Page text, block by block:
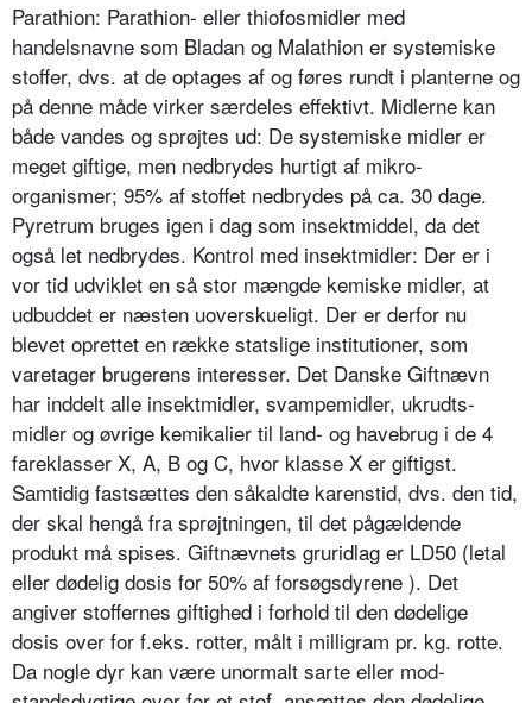
Parathion: Parathion- eller thiofosmid­ler med
handelsnavne som Bladan og Malathion er systemiske
stoffer, dvs. at de optages af og føres rundt i planterne og
på denne måde virker særdeles effektivt. Midlerne kan
både vandes og sprøjtes ud: De systemiske midler er
meget giftige, men nedbry­des hurtigt af mikro-
organismer; 95% af stoffet nedbrydes på ca. 30 dage.
Pyretrum bruges igen i dag som insekt­middel, da det
også let nedbrydes. Kontrol med insektmidler: Der er i
vor tid udviklet en så stor mængde kemiske midler, at
udbuddet er næsten uover­skueligt. Der er derfor nu
blevet opret­tet en række statslige institutioner, som
varetager brugerens interesser. Det Danske Giftnævn
har inddelt alle insektmidler, svampemidler, ukrudts­
midler og øvrige kemikalier til land- og havebrug i de 4
fareklasser X, A, B og C, hvor klasse X er giftigst.
Samtidig fastsættes den såkaldte karenstid, dvs. den tid,
der skal hengå fra sprøjtnin­gen, til det pågældende
produkt må spises. Giftnævnets gruridlag er LD50 (letal
eller dødelig dosis for 50% af forsøgsdyrene ). Det
angiver stoffernes giftighed i forhold til den dødelige
dosis over for f.eks. rotter, målt i milligram pr. kg. rotte.
Da nogle dyr kan være unormalt sarte eller mod­